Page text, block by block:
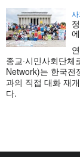
종교·시민사회단
Network)는 한국전
과의 직접 대화 재
다.